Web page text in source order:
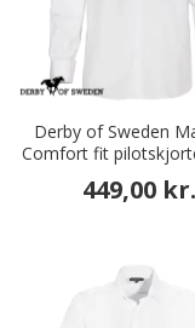
Derby of Sweden
Comfort fit
449,00 kr.